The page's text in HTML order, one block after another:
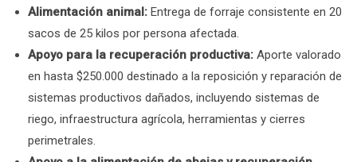
Alimentación animal: Entrega de forraje consistente en 20
sacos de 25 kilos por persona afectada.
Apoyo para la recuperación productiva: Aporte valorado
en hasta $250.000 destinado a la reposición y reparación de
sistemas productivos dañados, incluyendo sistemas de
riego, infraestructura agrícola, herramientas y cierres
perimetrales.